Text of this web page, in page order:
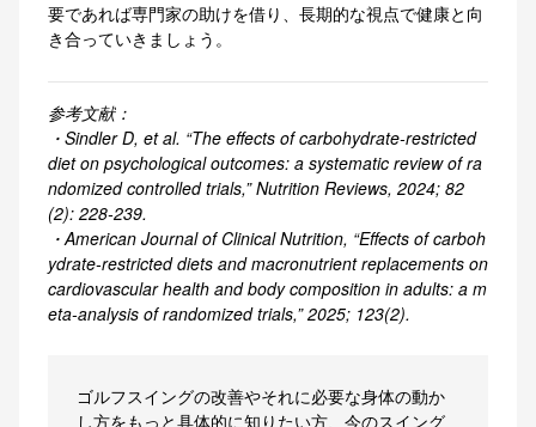
要であれば専門家の助けを借り、長期的な視点で健康と向
き合っていきましょう。
参考文献：
・Sindler D, et al. “The effects of carbohydrate-restricted
diet on psychological outcomes: a systematic review of ra
ndomized controlled trials,” Nutrition Reviews, 2024; 82
(2): 228-239.
・American Journal of Clinical Nutrition, “Effects of carboh
ydrate-restricted diets and macronutrient replacements on
cardiovascular health and body composition in adults: a m
eta-analysis of randomized trials,” 2025; 123(2).
ゴルフスイングの改善やそれに必要な身体の動か
し方をもっと具体的に知りたい方、今のスイング